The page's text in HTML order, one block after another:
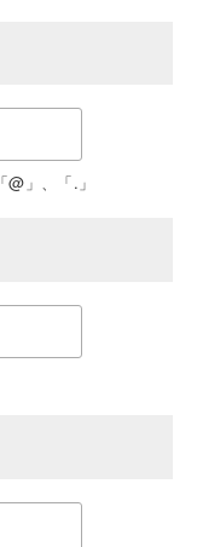
」、「.」